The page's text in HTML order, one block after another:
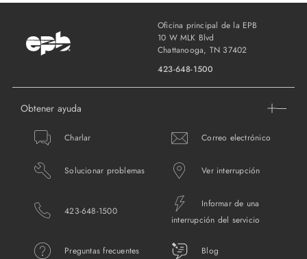
Oficina principal de la EPB
10 W MLK Blvd
Chattanooga, TN 37402
423-648-1500
Obtener ayuda
Charlar Correo electrónico
Solucionar problemas Ver interrupción
423-648-1500
Informar de una
interrupción del servicio
Preguntas frecuentes Blog